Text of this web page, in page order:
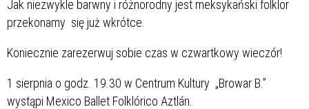
Jak niezwykle barwny i różnorodny jest meksykański folklor
przekonamy się już wkrótce.
Koniecznie zarezerwuj sobie czas w czwartkowy wieczór!
1 sierpnia o godz. 19.30 w Centrum Kultury „Browar B.”
wystąpi Mexico Ballet Folklórico Aztlán.